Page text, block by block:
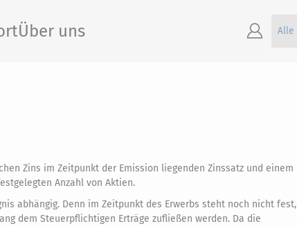
Über uns
Zins im Zeitpunkt der Emission liegenden Zinssatz und einem
Anzahl von Aktien.
abhängig. Denn im Zeitpunkt des Erwerbs steht noch nicht fest,
dem Steuerpflichtigen Erträge zufließen werden. Da die